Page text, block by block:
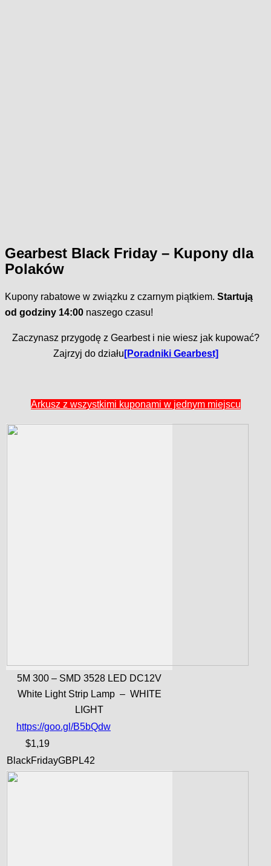
Gearbest Black Friday – Kupony dla
Polaków
Kupony rabatowe w związku z czarnym piątkiem. Startują
od godziny 14:00 naszego czasu!
Zaczynasz przygodę z Gearbest i nie wiesz jak kupować?
Zajrzyj do działu [Poradniki Gearbest]
Arkusz z wszystkimi kuponami w jednym miejscu
5M 300 – SMD 3528 LED DC12V
White Light Strip Lamp – WHITE
LIGHT
https://goo.gl/B5bQdw
$1,19
BlackFridayGBPL42